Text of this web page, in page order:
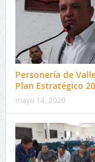
Personería de
Plan Estratégico
mayo 14, 2020